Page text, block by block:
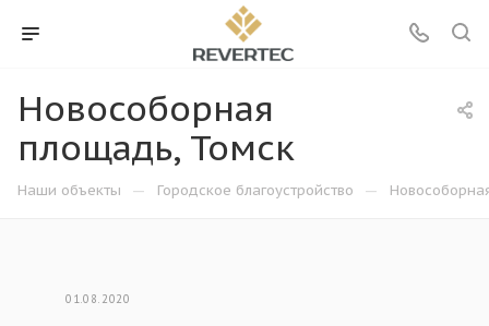
Новособорная
площадь, Томск
Наши объекты — Городское благоустройство —
01.08.2020